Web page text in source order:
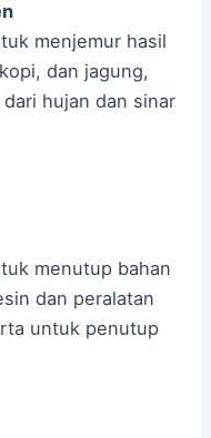
menjemur hasil
dan jagung,
hujan dan sinar
menutup bahan
dan peralatan
untuk penutup